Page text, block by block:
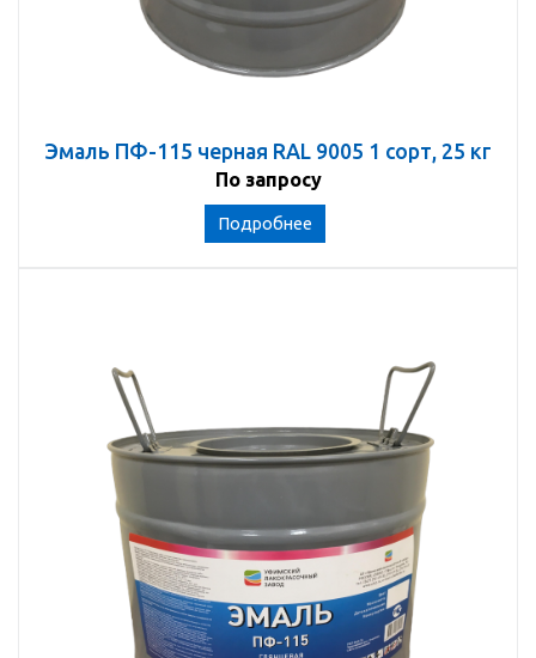
Эмаль ПФ-115 черная RAL 9005 1 сорт, 25 кг
По запросу
Подробнее